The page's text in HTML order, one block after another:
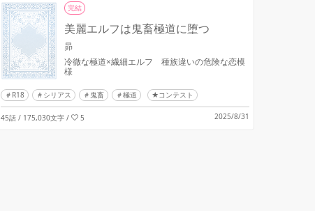
完結
美麗エルフは鬼畜極道に堕つ
昴
冷徹な極道×繊細エルフ 種族違いの危険な恋模
様
R18 シリアス 鬼畜 極道 ★コンテスト
45話 / 175,030文字 / 5 2025/8/31